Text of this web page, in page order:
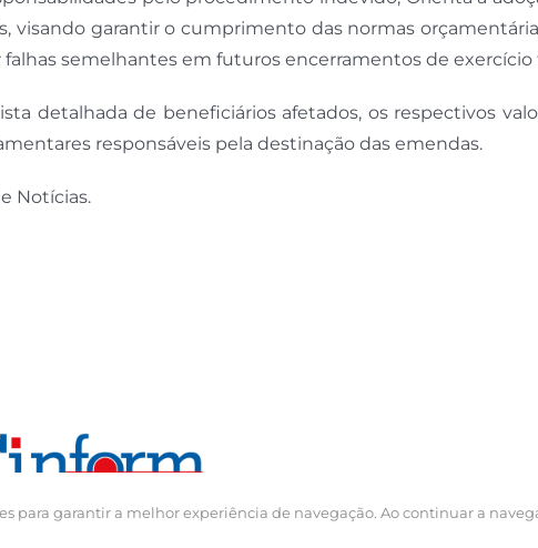
visando garantir o cumprimento das normas
semelhantes em futuros encerramentos de exercício
detalhada de beneficiários afetados, os respectivos
responsáveis pela destinação das emendas.
Notícias.
para garantir a melhor experiência de navegação. Ao continuar a